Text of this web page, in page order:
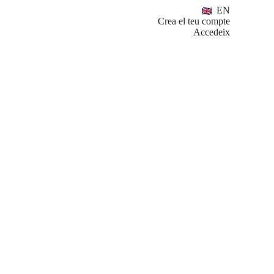
EN
Crea el teu compte
Accedeix